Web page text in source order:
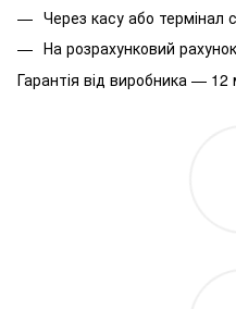
Через касу або термінал
На розрахунковий
Гарантія від виробника — 12